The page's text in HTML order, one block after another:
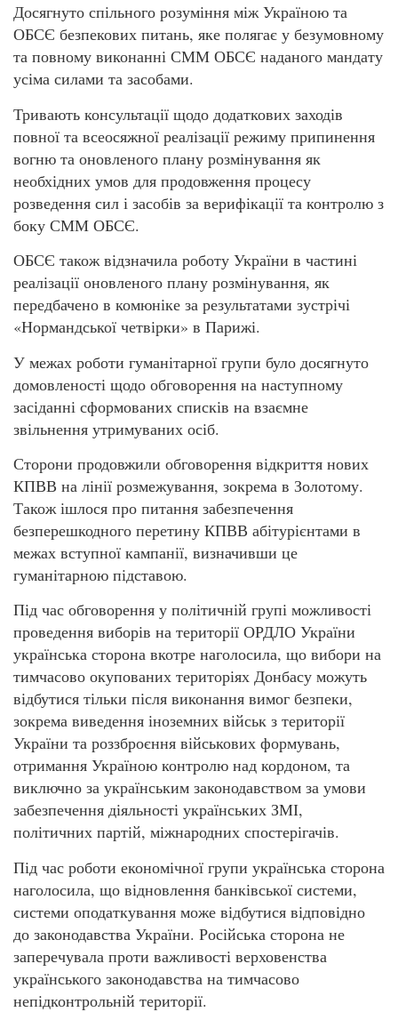
Досягнуто спільного розуміння між Україною та
ОБСЄ безпекових питань, яке полягає у безумовному
та повному виконанні СММ ОБСЄ наданого мандату
усіма силами та засобами.
Тривають консультації щодо додаткових заходів
повної та всеосяжної реалізації режиму припинення
вогню та оновленого плану розмінування як
необхідних умов для продовження процесу
розведення сил і засобів за верифікації та контролю з
боку СММ ОБСЄ.
ОБСЄ також відзначила роботу України в частині
реалізації оновленого плану розмінування, як
передбачено в комюніке за результатами зустрічі
«Нормандської четвірки» в Парижі.
У межах роботи гуманітарної групи було досягнуто
домовленості щодо обговорення на наступному
засіданні сформованих списків на взаємне
звільнення утримуваних осіб.
Сторони продовжили обговорення відкриття нових
КПВВ на лінії розмежування, зокрема в Золотому.
Також ішлося про питання забезпечення
безперешкодного перетину КПВВ абітурієнтами в
межах вступної кампанії, визначивши це
гуманітарною підставою.
Під час обговорення у політичній групі можливості
проведення виборів на території ОРДЛО України
українська сторона вкотре наголосила, що вибори на
тимчасово окупованих територіях Донбасу можуть
відбутися тільки після виконання вимог безпеки,
зокрема виведення іноземних військ з території
України та роззброєння військових формувань,
отримання Україною контролю над кордоном, та
виключно за українським законодавством за умови
забезпечення діяльності українських ЗМІ,
політичних партій, міжнародних спостерігачів.
Під час роботи економічної групи українська сторона
наголосила, що відновлення банківської системи,
системи оподаткування може відбутися відповідно
до законодавства України. Російська сторона не
заперечувала проти важливості верховенства
українського законодавства на тимчасово
непідконтрольній території.